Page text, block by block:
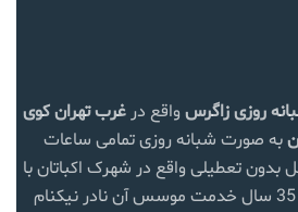
روزی زاگرس واقع در غرب تهرانکوی
به صورت شبانه روزی تمامی ساعات
تعطیلی واقع در شهرک اکباتان با
سابقه درخشان 3 ساله و 35 سال خدمت موسس آن نادر نیکنام